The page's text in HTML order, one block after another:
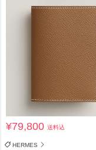
¥79,800送料込
HERMES